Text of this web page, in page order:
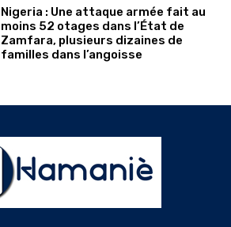
Nigeria : Une attaque armée fait au
moins 52 otages dans l’État de
Zamfara, plusieurs dizaines de
familles dans l’angoisse